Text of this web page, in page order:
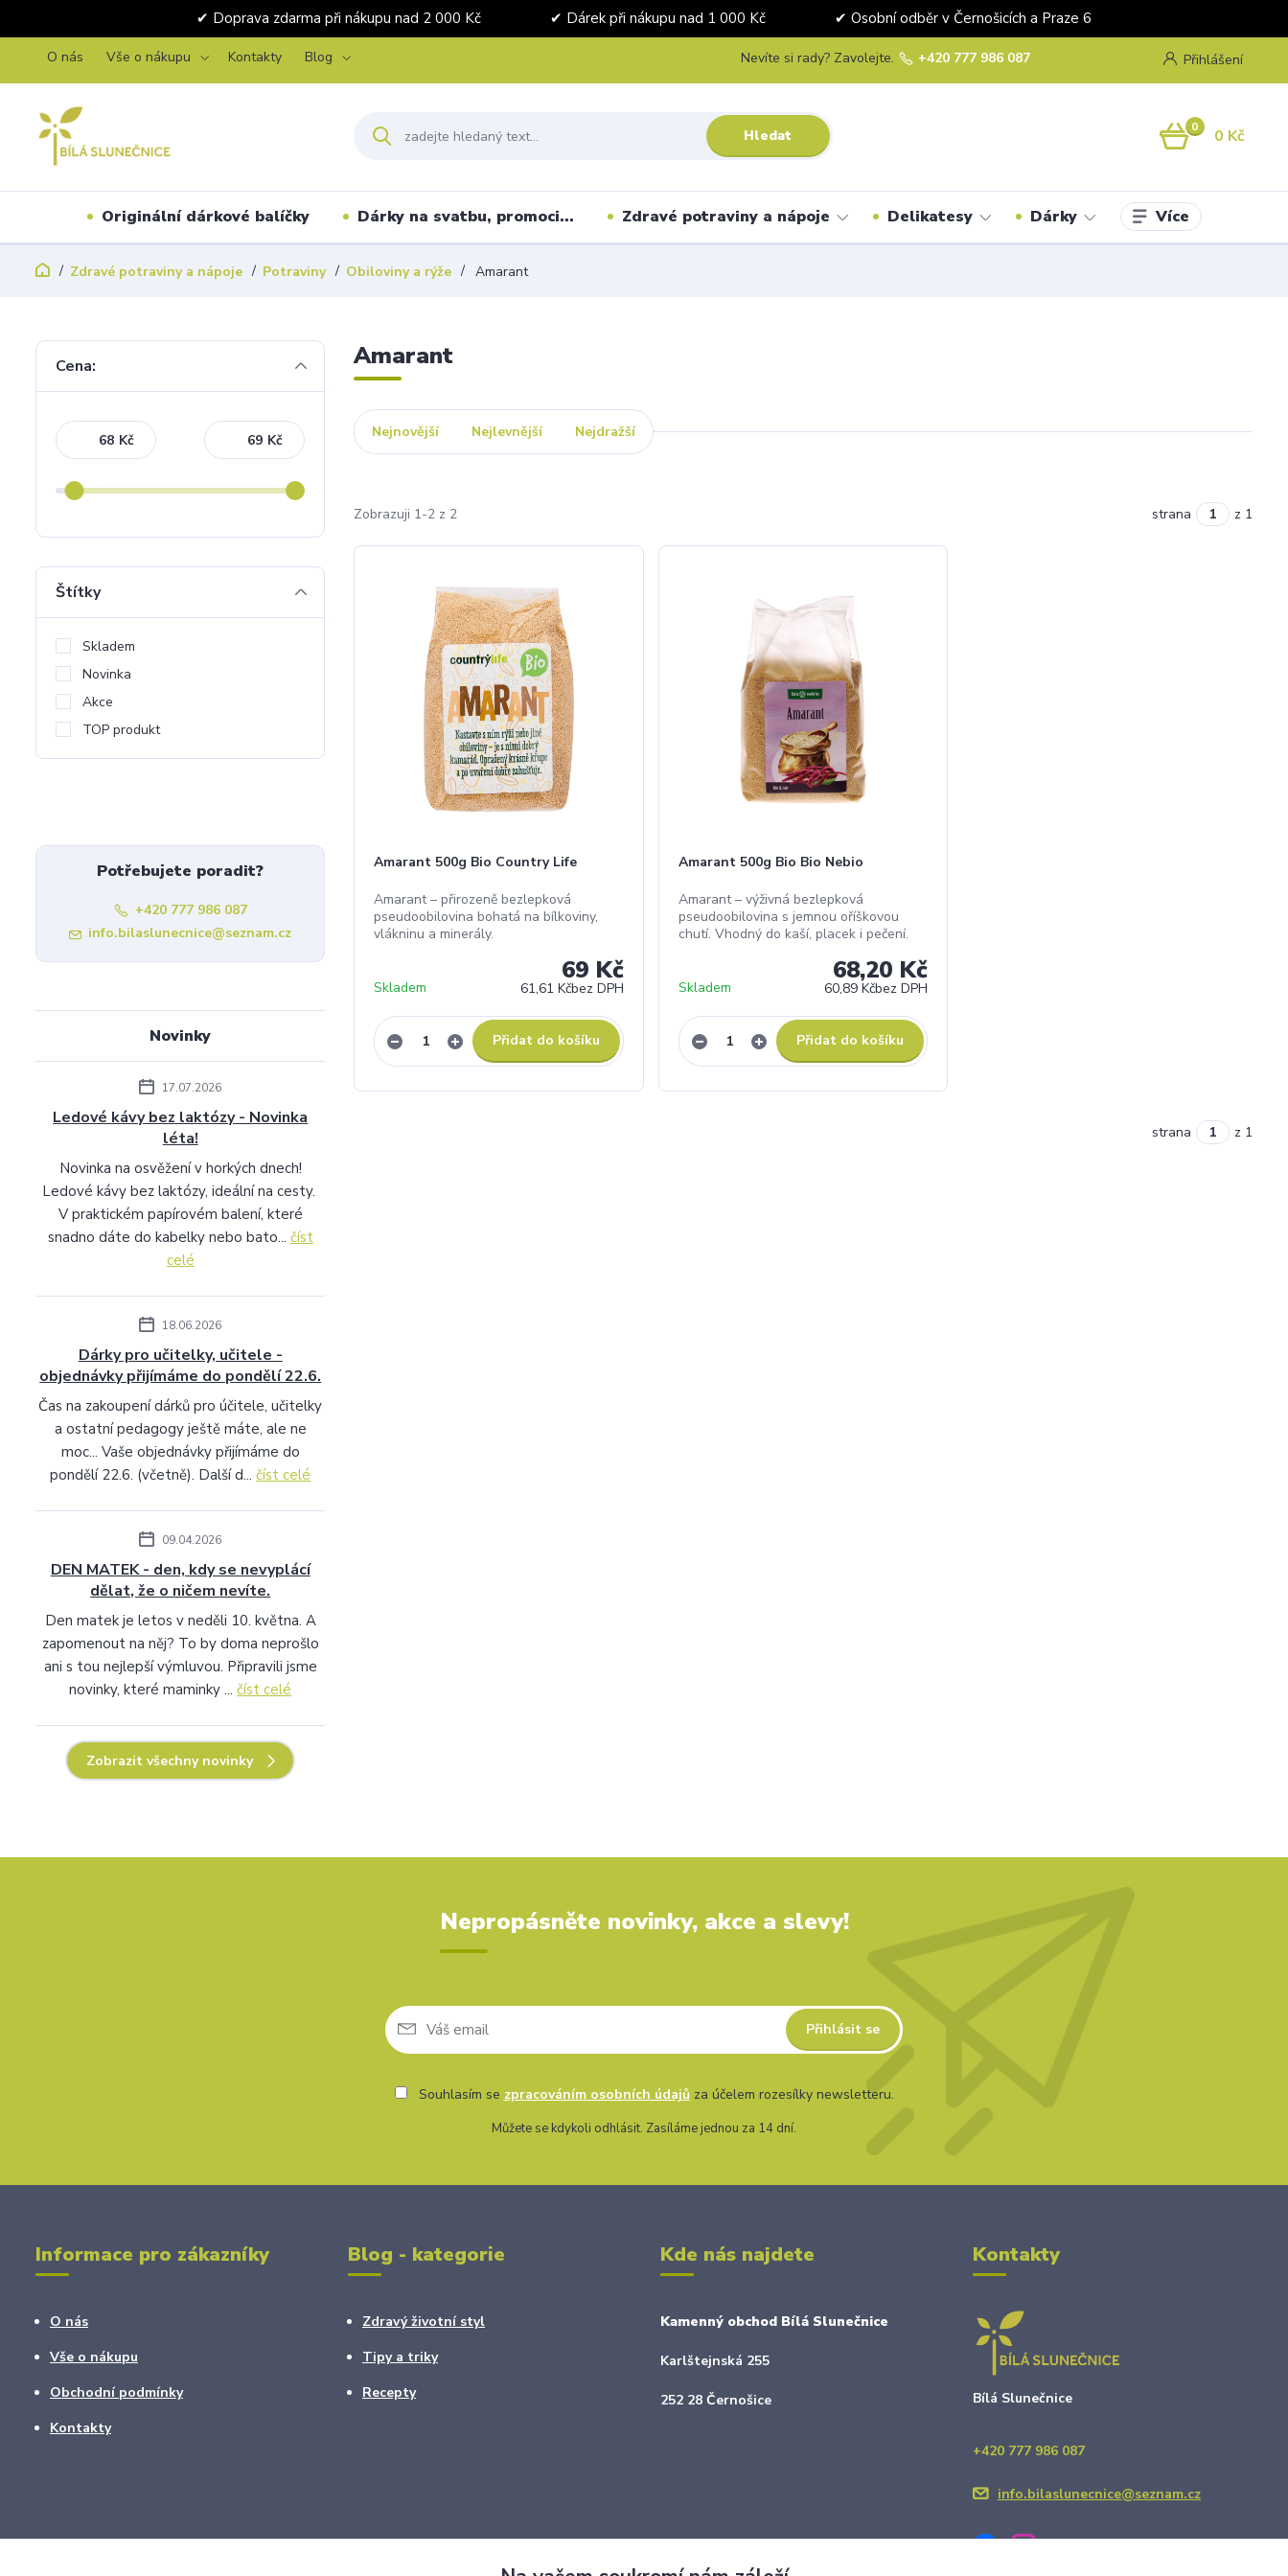
✔ Doprava zdarma při nákupu nad 2 000 Kč ✔ Dárek při nákupu nad 1 000 Kč ✔ Osobní odběr v Černošicích a Praze 6
O nás Vše o nákupu Kontakty Blog Přihlášení
Hledat
Nevíte si rady? Zavolejte. +420 777 986 087
0 0 Kč
Originální dárkové balíčky Dárky na svatbu, promoci... Zdravé potraviny a nápoje Delikatesy Dárky Více
Zdravé potraviny a nápoje Potraviny Obiloviny a rýže Amarant
Amarant
Nejnovější Nejlevnější Nejdražší
Zobrazuji 1-2 z 2 strana z 1
Amarant 500g Bio Country Life
Amarant – přirozeně bezlepková
pseudoobilovina bohatá na bílkoviny,
vlákninu a minerály.
69 Kč
61,61 Kčbez DPH
Skladem
Přidat do košíku
Amarant 500g Bio Bio Nebio
Amarant – výživná bezlepková
pseudoobilovina s jemnou oříškovou
chutí. Vhodný do kaší, placek i pečení.
68,20 Kč
60,89 Kčbez DPH
Skladem
Přidat do košíku
strana z 1
Cena:
Kč Kč
Štítky
Skladem
Novinka
Akce
TOP produkt
Potřebujete poradit?
+420 777 986 087
info.bilaslunecnice@seznam.cz
Novinky
17.07.2026
Ledové kávy bez laktózy - Novinka
léta!
Novinka na osvěžení v horkých dnech!
Ledové kávy bez laktózy, ideální na cesty.
V praktickém papírovém balení, které
snadno dáte do kabelky nebo bato... číst
celé
18.06.2026
Dárky pro učitelky, učitele -
objednávky přijímáme do pondělí 22.6.
Čas na zakoupení dárků pro účitele, učitelky
a ostatní pedagogy ještě máte, ale ne
moc... Vaše objednávky přijímáme do
pondělí 22.6. (včetně). Další d...číst celé
09.04.2026
DEN MATEK - den, kdy se nevyplácí
dělat, že o ničem nevíte.
Den matek je letos v neděli 10. května. A
zapomenout na něj? To by doma neprošlo
ani s tou nejlepší výmluvou. Připravili jsme
novinky, které maminky ...číst celé
Zobrazit všechny novinky
Nepropásněte novinky, akce a slevy!
Přihlásit se
Souhlasím se zpracováním osobních údajůza účelem rozesílky newsletteru.
Můžete se kdykoli odhlásit. Zasíláme jednou za 14 dní.
Informace pro zákazníky
O nás
Vše o nákupu
Obchodní podmínky
Kontakty
Blog - kategorie
Zdravý životní styl
Tipy a triky
Recepty
Kde nás najdete
Kamenný obchod Bílá Slunečnice
Karlštejnská 255
252 28 Černošice
Kontakty
Bílá Slunečnice
+420 777 986 087
info.bilaslunecnice@seznam.cz